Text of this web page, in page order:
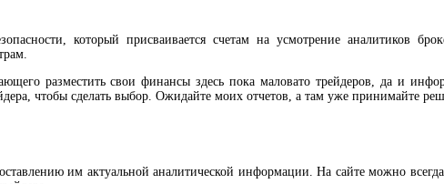
который присваивается счетам на усмотрение аналитиков
разместить свои финансы здесь пока маловато трейдеров, да и
чтобы сделать выбор. Ожидайте моих отчетов, а там уже принимайте
им актуальной аналитической информации. На сайте можно